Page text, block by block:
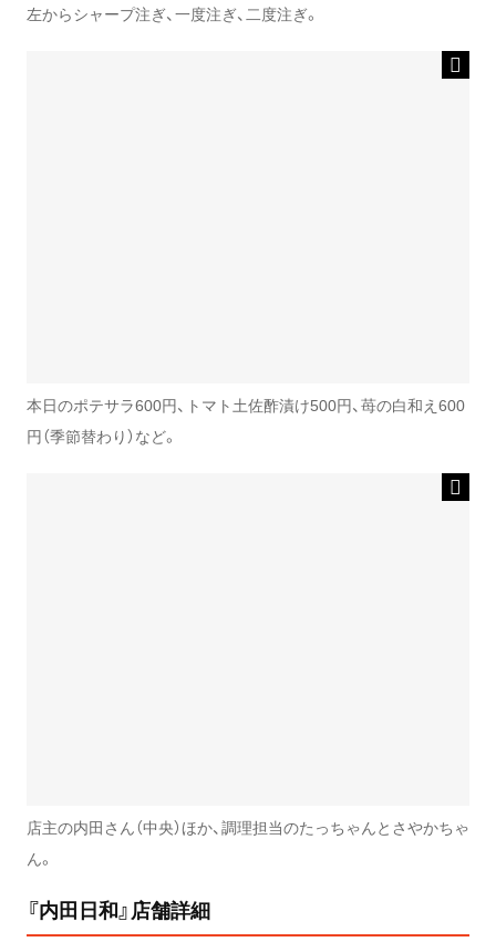
左からシャープ注ぎ、一度注ぎ、二度注ぎ。
本日のポテサラ600円、トマト土佐酢漬け500円、苺の白和え600
円（季節替わり）など。
店主の内田さん（中央）ほか、調理担当のたっちゃんとさやかちゃ
ん。
『内田日和』店舗詳細